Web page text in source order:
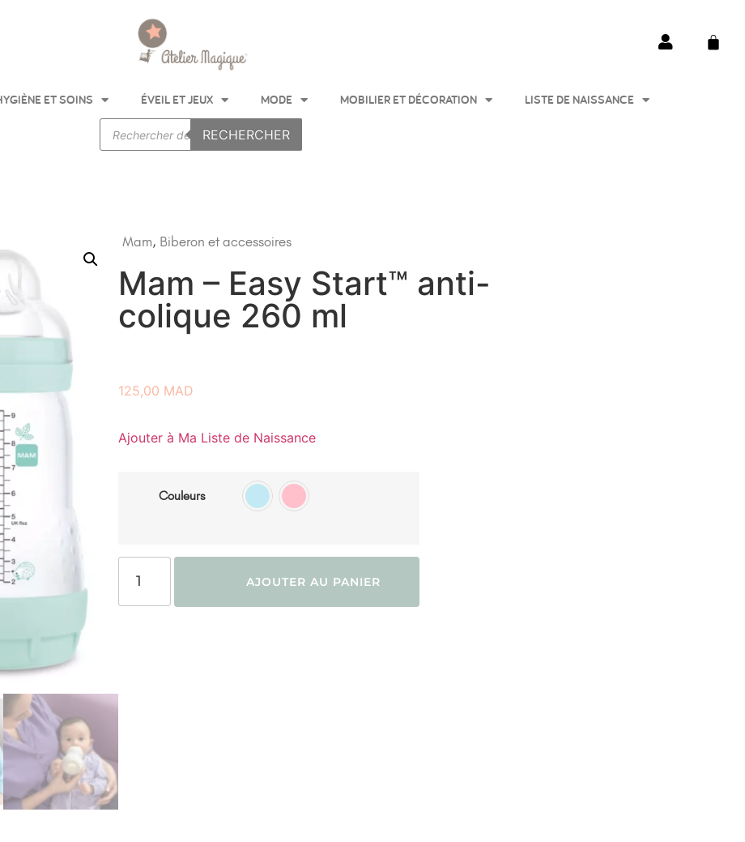
ET SOINS ÉVEIL ET JEUX MODE MOBILIER ET DÉCORATION LISTE DE NAISSANCE
RECHERCHER
Mam, Biberon et accessoires
Mam – Easy Start™ anti-
colique 260 ml
125,00 MAD
Ajouter à Ma Liste de Naissance
Couleurs
AJOUTER AU PANIER